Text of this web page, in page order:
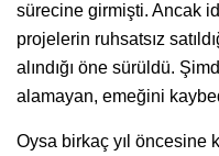
sürecine girmişti. Ancak
projelerin ruhsatsız
alındığı öne sürüldü.
alamayan, emeğini
Oysa birkaç yıl öncesine